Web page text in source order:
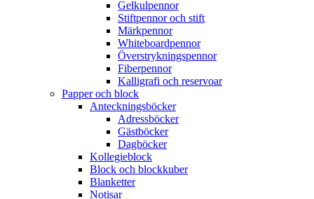
Gelkulpennor
Stiftpennor och stift
Märkpennor
Whiteboardpennor
Överstrykningspennor
Fiberpennor
Kalligrafi och reservoar
Papper och block
Anteckningsböcker
Adressböcker
Gästböcker
Dagböcker
Kollegieblock
Block och blockkuber
Blanketter
Notisar